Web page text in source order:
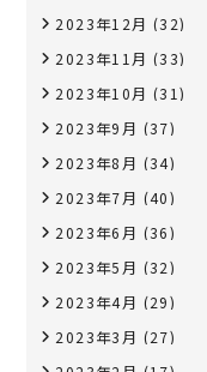
2023年12月 (32)
2023年11月 (33)
2023年10月 (31)
2023年9月 (37)
2023年8月 (34)
2023年7月 (40)
2023年6月 (36)
2023年5月 (32)
2023年4月 (29)
2023年3月 (27)